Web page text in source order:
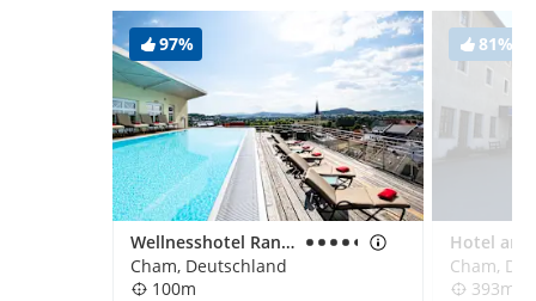
97%
Wellnesshotel Randsbergerhof
Cham, Deutschland
100m
81%
Cham,
393m